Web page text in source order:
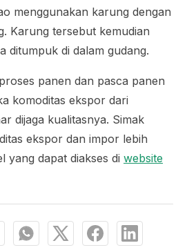
menggunakan karung dengan
Karung tersebut kemudian
ditumpuk di dalam gudang.
panen dan pasca panen
komoditas ekspor dari
dijaga kualitasnya. Simak
ekspor dan impor lebih
yang dapat diakses di website